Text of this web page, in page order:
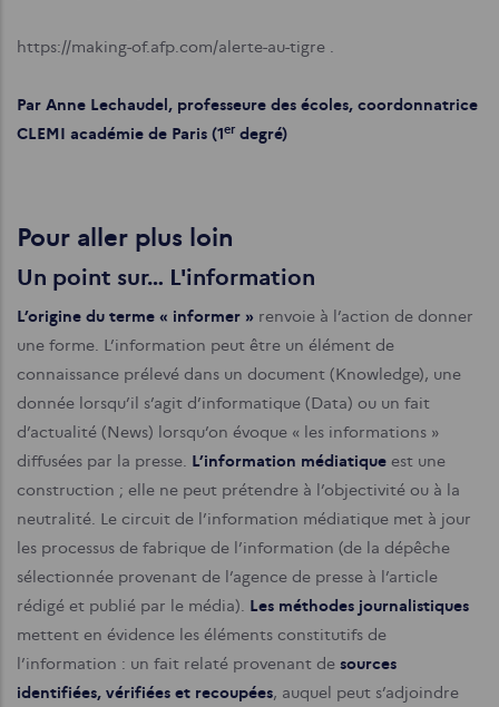
https://making-of.afp.com/alerte-au-tigre .
Par Anne Lechaudel, professeure des écoles, coordonnatrice
CLEMI académie de Paris (1erdegré)
Pour aller plus loin
Un point sur… L'information
L’origine du terme « informer » renvoie à l’action de donner
une forme. L’information peut être un élément de
connaissance prélevé dans un document (Knowledge), une
donnée lorsqu’il s’agit d’informatique (Data) ou un fait
d’actualité (News) lorsqu’on évoque « les informations »
diffusées par la presse. L’information médiatique est une
construction ; elle ne peut prétendre à l’objectivité ou à la
neutralité. Le circuit de l’information médiatique met à jour
les processus de fabrique de l’information (de la dépêche
sélectionnée provenant de l’agence de presse à l’article
rédigé et publié par le média). Les méthodes journalistiques
mettent en évidence les éléments constitutifs de
l’information : un fait relaté provenant de sources
identifiées, vérifiées et recoupées, auquel peut s’adjoindre